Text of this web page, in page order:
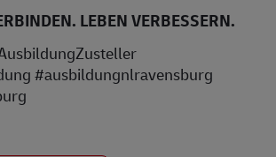
LEBEN VERBESSERN.
#ausbildungnlravensburg